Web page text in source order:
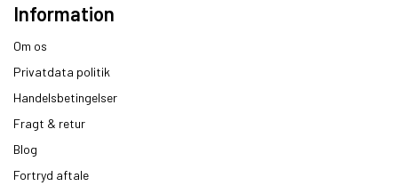
Information
Om os
Privatdata politik
Handelsbetingelser
Fragt & retur
Blog
Fortryd aftale